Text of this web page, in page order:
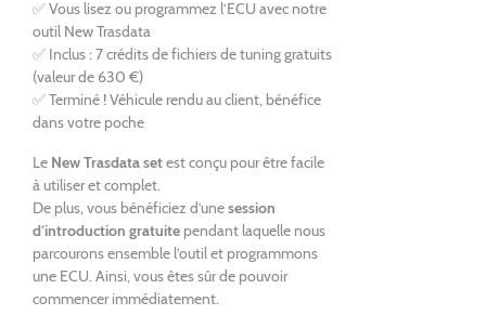
✅ Vous lisez ou programmez l’ECU avec notre
outil New Trasdata
✅ Inclus : 7 crédits de fichiers de tuning gratuits
(valeur de 630 €)
✅ Terminé ! Véhicule rendu au client, bénéfice
dans votre poche
Le New Trasdata setest conçu pour être facile
à utiliser et complet.
De plus, vous bénéficiez d’unesession
d’introduction gratuite pendant laquelle nous
parcourons ensemble l’outil et programmons
une ECU. Ainsi, vous êtes sûr de pouvoir
commencer immédiatement.